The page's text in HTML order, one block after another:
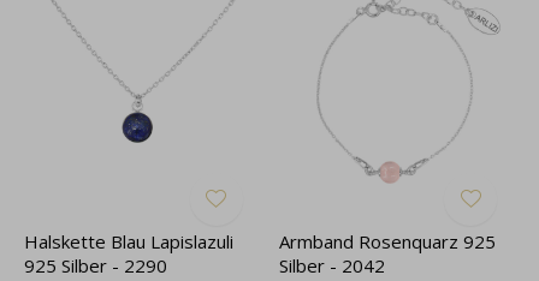
Halskette Blau Lapislazuli
925 Silber - 2290
Armband Rosenquarz 925
Silber - 2042